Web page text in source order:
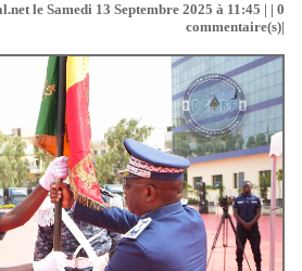
le Samedi 13 Septembre 2025 à 11:45 | | 0
commentaire(s)|